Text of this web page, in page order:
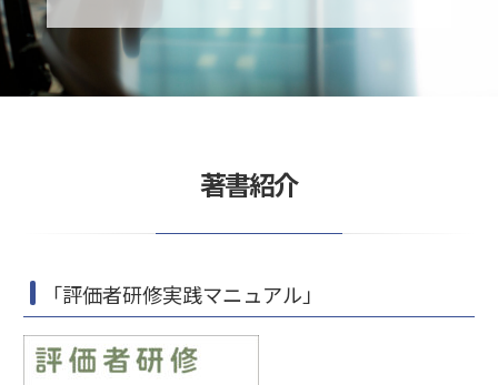
著書紹介
「評価者研修実践マニュアル」